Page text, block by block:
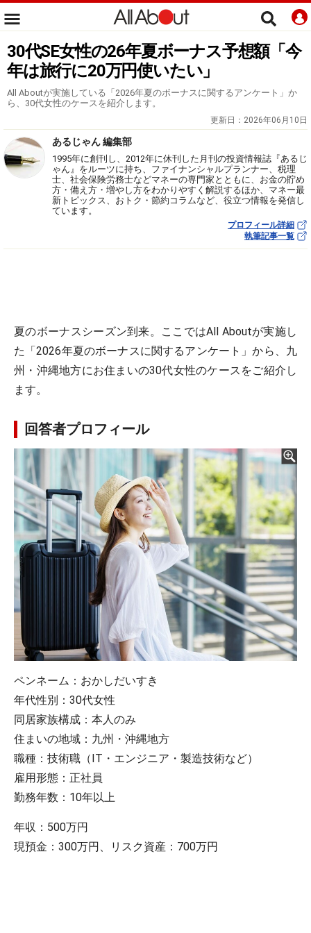
30代SE女性の26年夏ボーナス予想額「今
年は旅行に20万円使いたい」
All Aboutが実施している「2026年夏のボーナスに関するアンケート」か
ら、30代女性のケースを紹介します。
更新日： 2026年06月10日
あるじゃん 編集部
1995年に創刊し、2012年に休刊した月刊の投資情報誌『あるじ
ゃん』をルーツに持ち、ファイナンシャルプランナー、税理
士、社会保険労務士などマネーの専門家とともに、お金の貯め
方・備え方・増やし方をわかりやすく解説するほか、マネー最
新トピックス、おトク・節約コラムなど、役立つ情報を発信し
ています。
プロフィール詳細
執筆記事一覧
夏のボーナスシーズン到来。ここではAll Aboutが実施し
た「2026年夏のボーナスに関するアンケート」から、九
州・沖縄地方にお住まいの30代女性のケースをご紹介し
ます。
回答者プロフィール
ペンネーム：おかしだいすき
年代性別：30代女性
同居家族構成：本人のみ
住まいの地域：九州・沖縄地方
職種：技術職（IT・エンジニア・製造技術など）
雇用形態：正社員
勤務年数：10年以上
年収：500万円
現預金：300万円、リスク資産：700万円